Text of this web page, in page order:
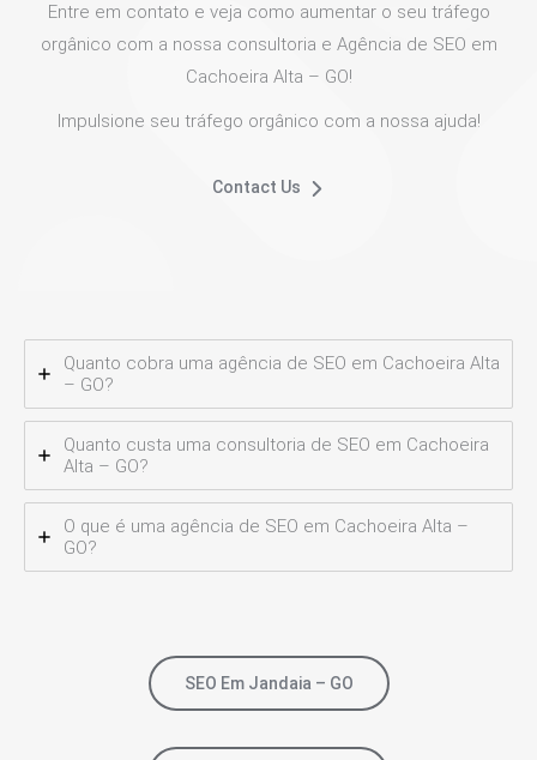
Entre em contato e veja como aumentar o seu tráfego
orgânico com a nossa consultoria e Agência de SEO em
Cachoeira Alta – GO!
Impulsione seu tráfego orgânico com a nossa ajuda!
Contact Us
Quanto cobra uma agência de SEO em Cachoeira Alta
– GO?
Quanto custa uma consultoria de SEO em Cachoeira
Alta – GO?
O que é uma agência de SEO em Cachoeira Alta –
GO?
SEO Em Jandaia – GO